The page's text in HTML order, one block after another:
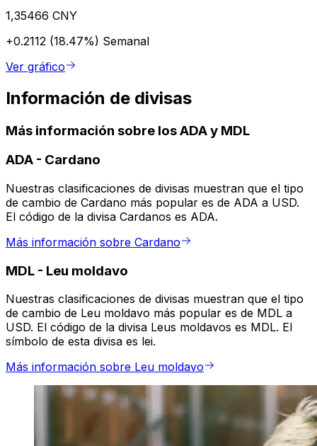
1,35466 CNY
+0.2112 (18.47%) Semanal
Ver gráfico
Información de divisas
Más información sobre los ADA y MDL
ADA - Cardano
Nuestras clasificaciones de divisas muestran que el tipo
de cambio de Cardano más popular es de ADA a USD.
El código de la divisa Cardanos es ADA.
Más información sobre Cardano
MDL - Leu moldavo
Nuestras clasificaciones de divisas muestran que el tipo
de cambio de Leu moldavo más popular es de MDL a
USD. El código de la divisa Leus moldavos es MDL. El
símbolo de esta divisa es lei.
Más información sobre Leu moldavo